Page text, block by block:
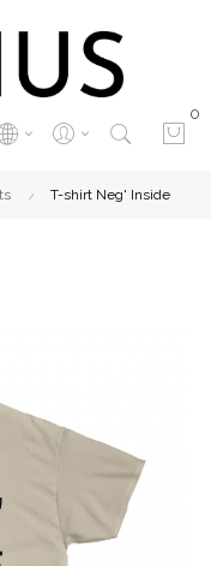
0
T-shirt Neg' Inside